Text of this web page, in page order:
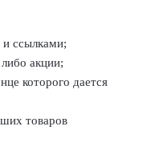
ссылками;
акции;
которого дается
товаров